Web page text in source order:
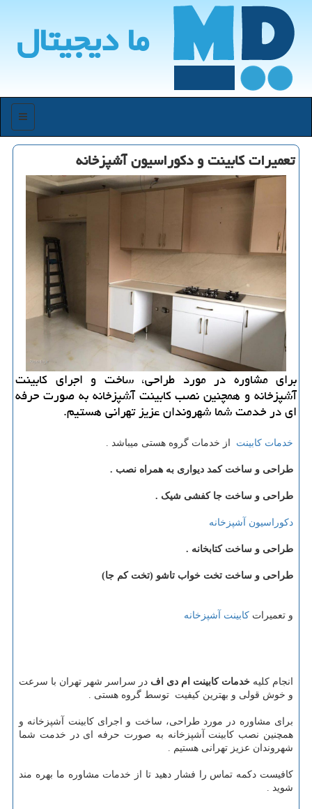
ما دیجیتال
منو
تعمیرات كابینت و دكوراسیون آشپزخانه
برای مشاوره در مورد طراحی، ساخت و اجرای كابینت
آشپزخانه و همچنین نصب كابینت آشپزخانه به صورت حرفه
ای در خدمت شما شهروندان عزیز تهرانی هستیم.
خدمات کابینت از خدمات گروه هستی میباشد .
طراحی و ساخت کمد دیواری به همراه نصب .
طراحی و ساخت جا کفشی شیک .
دکوراسیون آشپزخانه
طراحی و ساخت کتابخانه .
طراحی و ساخت تخت خواب تاشو (تخت کم جا)
و تعمیرات کابینت آشپزخانه
انجام کلیه خدمات کابینت ام دی اف در سراسر شهر تهران با سرعت
و خوش قولی و بهترین کیفیت توسط گروه هستی .
برای مشاوره در مورد طراحی، ساخت و اجرای کابینت آشپزخانه و
همچنین نصب کابینت آشپزخانه به صورت حرفه ای در خدمت شما
شهروندان عزیز تهرانی هستیم .
کافیست دکمه تماس را فشار دهید تا از خدمات مشاوره ما بهره مند
شوید .